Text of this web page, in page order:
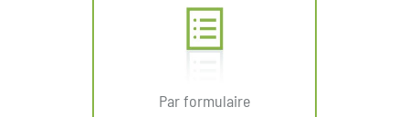
Par formulaire